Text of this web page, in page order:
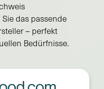
das passende
– perfekt
Bedürfnisse.